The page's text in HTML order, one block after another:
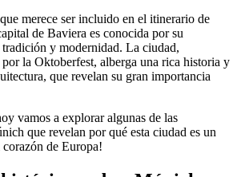
merece ser incluido en el itinerario de
de Baviera es conocida por su
y modernidad. La ciudad,
la Oktoberfest, alberga una rica historia y
que revelan su gran importancia
vamos a explorar algunas de las
que revelan por qué esta ciudad es un
de Europa!